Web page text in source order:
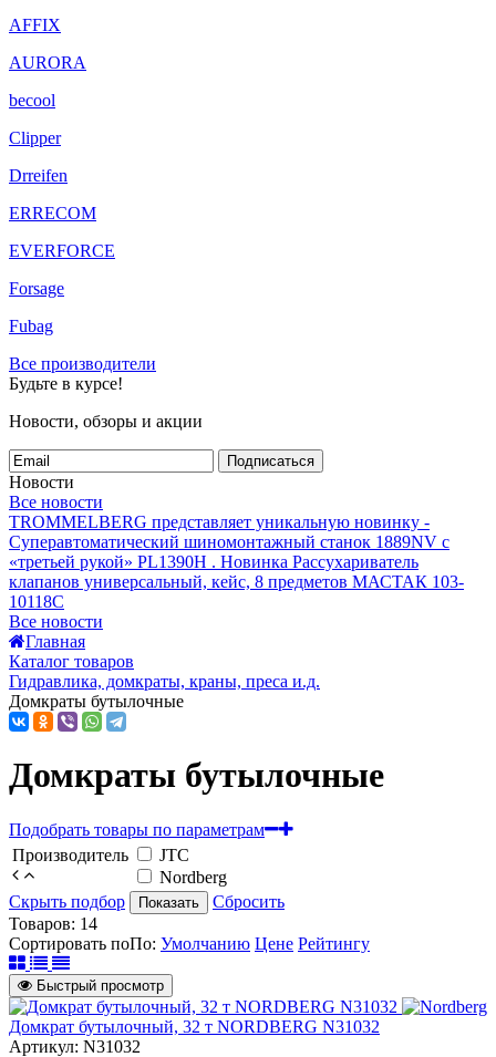
AFFIX
AURORA
becool
Clipper
Drreifen
ERRECOM
EVERFORCE
Forsage
Fubag
Все производители
Будьте в курсе!
Новости, обзоры и акции
Подписаться
Новости
Все новости
TROMMELBERG представляет уникальную новинку -
Суперавтоматический шиномонтажный станок 1889NV с
«третьей рукой» PL1390H . Новинка Рассухариватель
клапанов универсальный, кейс, 8 предметов МАСТАК 103-
10118C
Все новости
Главная
Каталог товаров
Гидравлика, домкраты, краны, преса и.д.
Домкраты бутылочные
Домкраты бутылочные
Подобрать товары по параметрам
Производитель
JTC
Nordberg
Скрыть подбор
Показать
Сбросить
Товаров: 14
Сортировать поПо: Умолчанию Цене Рейтингу
Быстрый просмотр
Домкрат бутылочный, 32 т NORDBERG N31032
Артикул: N31032